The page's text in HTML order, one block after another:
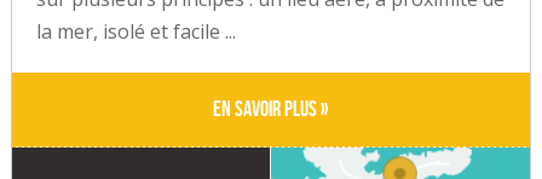
la mer, isolé et facile ...
En savoir plus »